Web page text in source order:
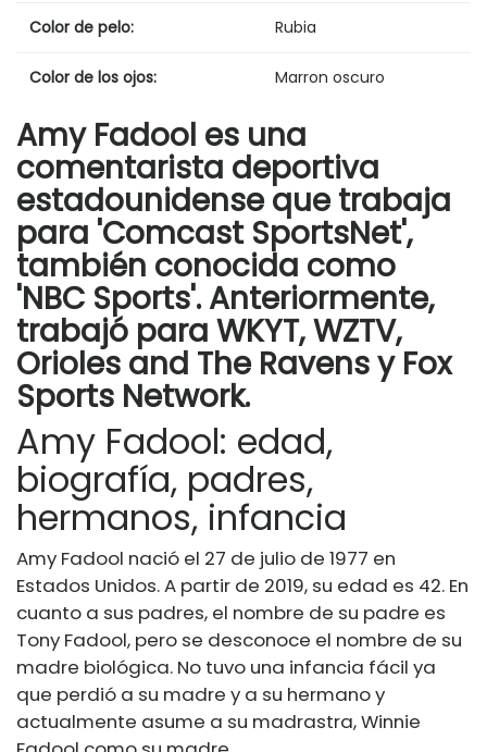
Color de pelo: Rubia
Color de los ojos: Marron oscuro
Amy Fadool es una
comentarista deportiva
estadounidense que trabaja
para 'Comcast SportsNet',
también conocida como
'NBC Sports'. Anteriormente,
trabajó para WKYT, WZTV,
Orioles and The Ravens y Fox
Sports Network.
Amy Fadool: edad,
biografía, padres,
hermanos, infancia
Amy Fadool nació el 27 de julio de 1977 en
Estados Unidos. A partir de 2019, su edad es 42. En
cuanto a sus padres, el nombre de su padre es
Tony Fadool, pero se desconoce el nombre de su
madre biológica. No tuvo una infancia fácil ya
que perdió a su madre y a su hermano y
actualmente asume a su madrastra, Winnie